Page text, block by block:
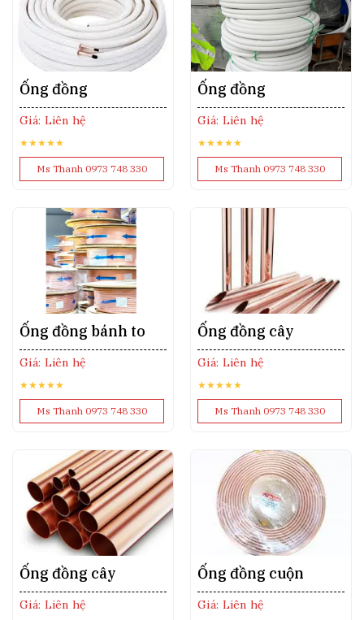
Ống đồng
Giá: Liên hệ
★★★★★
Ms Thanh 0973 748 330
Ống đồng
Giá: Liên hệ
★★★★★
Ms Thanh 0973 748 330
Ống đồng bánh to
Giá: Liên hệ
★★★★★
Ms Thanh 0973 748 330
Ống đồng cây
Giá: Liên hệ
★★★★★
Ms Thanh 0973 748 330
Ống đồng cây
Giá: Liên hệ
Ống đồng cuộn
Giá: Liên hệ